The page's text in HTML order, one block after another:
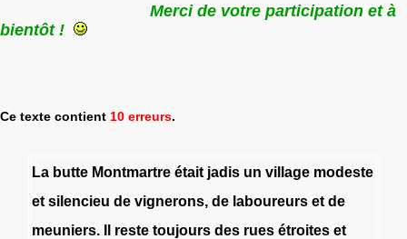
Merci de votre participation et à
bientôt !
Ce texte contient 10 erreurs.
La butte Montmartre était jadis un village modeste
et silencieu de vignerons, de laboureurs et de
meuniers. reste toujours des rues étroites et